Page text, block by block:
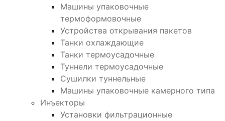
Машины упаковочные
термоформовочные
Устройства открывания пакетов
Танки охлаждающие
Танки термоусадочные
Туннели термоусадочные
Сушилки туннельные
Машины упаковочные камерного типа
Инъекторы
Установки фильтрационные